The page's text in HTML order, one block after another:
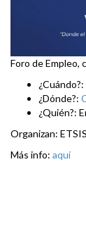
Foro de Empleo,
¿Dónde?:
¿Quién?:
Organizan:
Más info: aquí